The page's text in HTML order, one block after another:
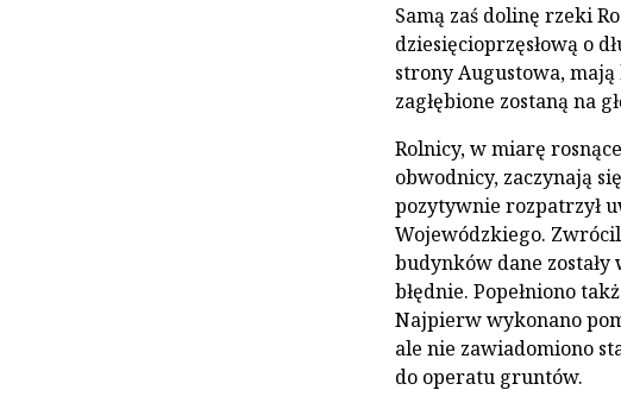
Samą zaś dolinę rzeki
dziesięcioprzęsłową o
strony Augustowa, mają
zagłębione zostaną na
Rolnicy, w miarę
obwodnicy, zaczynają
pozytywnie rozpatrzył
Wojewódzkiego.
budynków dane
błędnie. Popełniono
Najpierw wykonano
ale nie zawiadomiono
do operatu gruntów.